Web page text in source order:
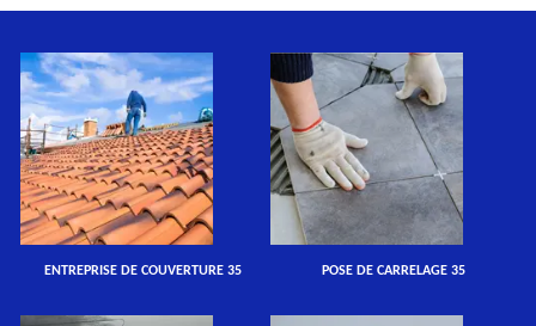
ENTREPRISE DE COUVERTURE 35 POSE DE CARRELAGE 35